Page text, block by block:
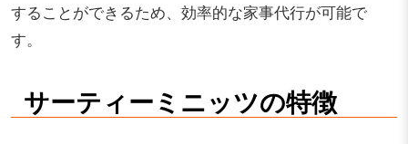
することができるため、効率的な家事代行が可能で
す。
サーティーミニッツの特徴